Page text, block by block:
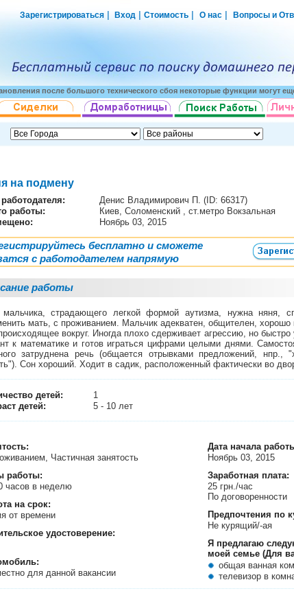
Зарегистрироваться Вход Стоимость О нас Вопросы и
после большого технического сбоя некоторые функции могут
на подмену
:
Денис Владимирович П. (ID: 66317)
работы:
Киев, Соломенский , ст.метро Вокзальная
Ноябрь 03, 2015
бесплатно и сможете
с работодателем напрямую
работы
страдающего легкой формой аутизма, нужна няня,
мать, с проживанием. Мальчик адекватен, общителен, хорошо
вокруг. Иногда плохо сдерживает агрессию, но
к математике и готов играться цифрами целыми днями.
затруднена речь (общается отрывками предложений, нпр.,
Сон хороший. Ходит в садик, расположенный фактически во
детей:
1
детей:
5 - 10 лет
:
Частичная занятость
работы:
часов в неделю
на срок:
от времени
удостоверение:
для данной вакансии
Дата начала
Ноябрь 03, 2015
Заработная плата:
25 грн./час
По договоренности
Предпочтения по
Не курящий/-ая
Я предлагаю
моей семье (Для
общая ванная
телевизор в